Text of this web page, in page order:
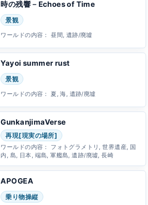
時の残響－Echoes of Time
景観
ワールドの内容： 昼間, 遺跡/廃墟
Yayoi summer rust
景観
ワールドの内容： 夏, 海, 遺跡/廃墟
GunkanjimaVerse
再現[現実の場所]
ワールドの内容：
フォトグラメトリ, 世界遺産, 国
内, 島, 日本, 端島, 軍艦島, 遺跡/廃墟, 長崎
APOGEA
乗り物操縦